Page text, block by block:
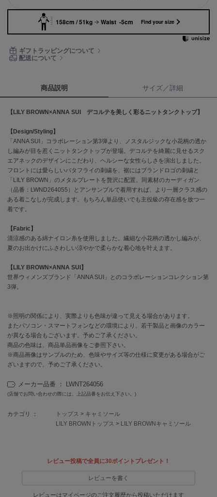
カルバン・クライン
CELFORD
セルフォード
Clarks Premium
クラークス
CODE A
コードエー
COLE HAAN
コール ハーン
CONVERSE
コンバース
DANSKIN
ダンスキン
EIMY ISTOIRE
エイミー イストワール
エミ
emmi atelier
エミ アトリエ
emmi yoga
ETRÉ TOKYO
エトレトウキョウ
フィラ
158cm / 51kg Waist -5cm Find your size
ギフトラッピングについて
配送について
商品説明 サイズ／詳細
【LILY BROWN×ANNA SUI デコルテを美しく彩るニットタンクトップ】
【Design/Styling】
「ANNA SUI」コラボレーション第3弾より、ノスタルジックな小花柄の透か
し編みが目を惹くニットタンクトップが登場。デコルテを綺麗に見せるスク
エアネックのデザインにこだわり、ヘルシーな女性らしさを演出しました。
フロントには愛らしいバタフライの刺繍を、裾にはブランドロゴの刺繍と
「LILY BROWN」のメタルプレートを贅沢に配置。同素材のカーディガン
（品番：LWND264055）とアンサンブルで着用すれば、より一層クラス感の
ある着こなしが完成します。もちろん単品使いでも主役級の存在感を放つ一
着です。
【Fabric】
清涼感のある綿ナイロン糸を使用しました。繊細な小花柄の透かし編みが、
夏のお出かけにふさわしい涼やかで柔らかな着心地を叶えます。
【LILY BROWN×ANNA SUI】
世界ウィメンズブランド「ANNA SUI」とのコラボレーションコレクション第
3弾。
※照明の関係により、実際よりも色味が違って見える場合があります。
またパソコン・スマートフォンなどの環境により、若干製品と画像のカラー
が異なる場合もございます。予めご了承ください。
商品の色味は、商品単品画像をご参照下さい。
※商品画像はサンプルのため、色味やサイズ等の仕様に変更がある場合がご
ざいますので、予めご了承ください。
メーカー品番 ： LWNT264056
(店舗でお問い合わせの際には、上記品番をお伝え下さい。)
カテゴリ ： トップス > キャミソール
LILY BROWNトップス > LILY BROWNキャミソール
レビュー投稿で全員に30ポイントプレゼント！
レビューを書く
レビューはマイページのご注文履歴から投稿いただけます